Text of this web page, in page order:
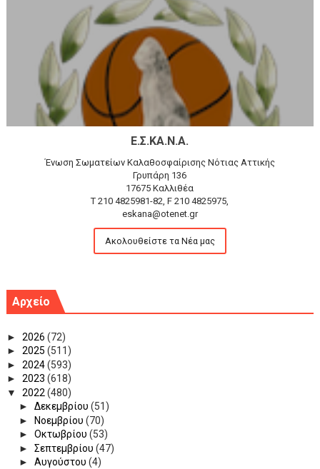
Ε.Σ.ΚΑ.Ν.Α.
Ένωση Σωματείων Καλαθοσφαίρισης Νότιας Αττικής
Γρυπάρη 136
17675 Καλλιθέα
T 210 4825981-82, F 210 4825975,
eskana@otenet.gr
Ακολουθείστε τα Νέα μας
Αρχείο
► 2026 (72)
► 2025 (511)
► 2024(593)
► 2023 (618)
▼ 2022 (480)
► Δεκεμβρίου (51)
►
Νοεμβρίου (70)
► Οκτωβρίου (53)
► Σεπτεμβρίου (47)
► Αυγούστου (4)